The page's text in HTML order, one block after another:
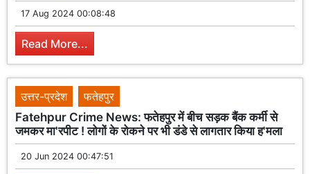
17 Aug 2024 00:08:48
Read More...
उत्तर-प्रदेश
फतेहपुर
Fatehpur Crime News: फतेहपुर में बीच सड़क बैंक कर्मी से
जमकर मा'रपीट ! लोगों के रोकने पर भी डंडे से लागतार किया ह'मला
20 Jun 2024 00:47:51